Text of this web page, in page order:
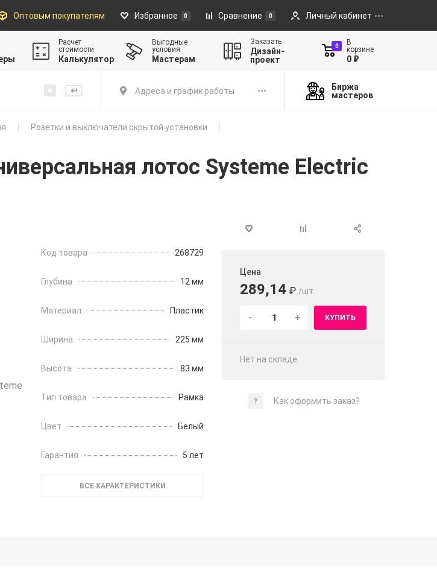
Оптовым покупателям Избранное 0 Сравнение 0 Личный кабинет
Расчет
стоимости
Калькулятор
Выгодные
условия
Мастерам
Заказать
Дизайн-
проект
0
В
корзине
0 ₽
Адреса и график работы
Биржа
мастеров
Розетки и выключатели скрытой установки
лотос Systeme Electric
Код товара 268729
Глубина 12 мм
Материал Пластик
Ширина 225 мм
Высота 83 мм
Тип товара Рамка
Цвет Белый
Гарантия 5 лет
ВСЕ ХАРАКТЕРИСТИКИ
Цена
289,14 ₽ /шт.
- + КУПИТЬ
Нет на складе
Как оформить заказ?